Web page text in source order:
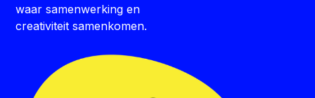
waar samenwerking en
creativiteit samenkomen.